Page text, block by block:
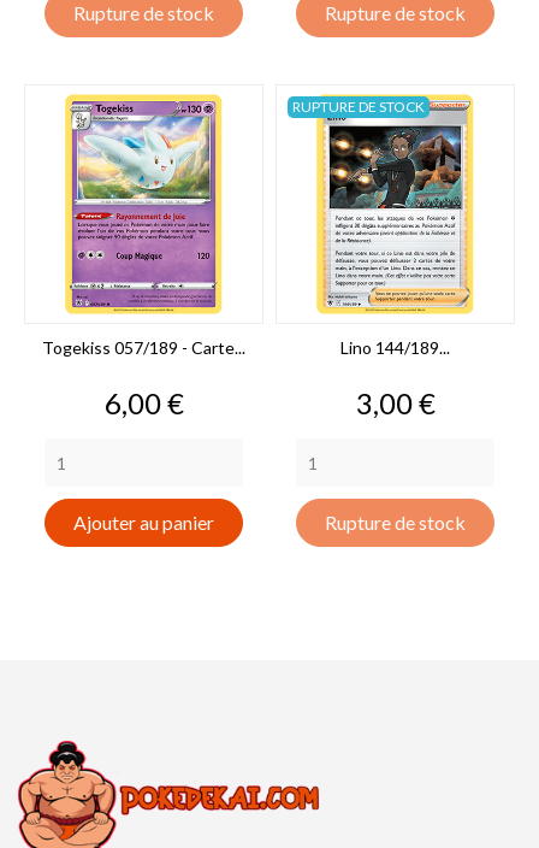
Rupture de stock Rupture de stock
Togekiss 057/189 - Carte...
Prix
6,00 €
Ajouter au panier
Lino 144/189...
Prix
3,00 €
Rupture de stock
RUPTURE DE STOCK